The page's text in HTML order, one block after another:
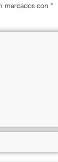
marcados con *